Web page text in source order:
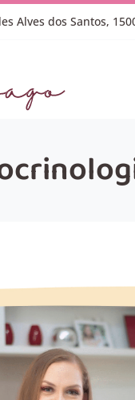
Alves dos Santos,